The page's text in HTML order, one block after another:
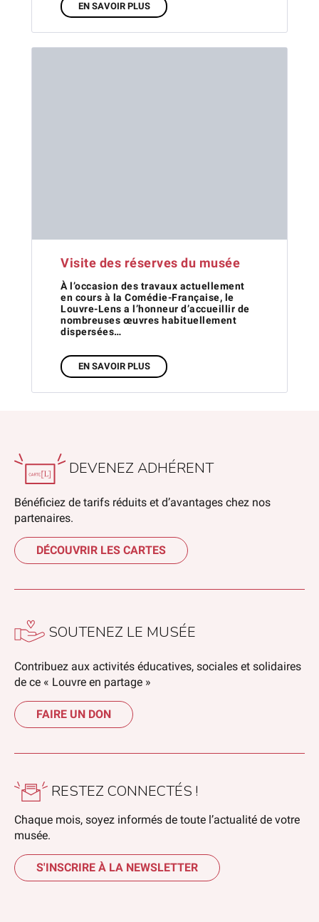
EN SAVOIR PLUS
Visite des réserves du musée
À l’occasion des travaux actuellement
en cours à la Comédie-Française, le
Louvre-Lens a l’honneur d’accueillir de
nombreuses œuvres habituellement
dispersées…
EN SAVOIR PLUS
DEVENEZ ADHÉRENT
Bénéficiez de tarifs réduits et d’avantages chez nos
partenaires.
DÉCOUVRIR LES CARTES
SOUTENEZ LE MUSÉE
Contribuez aux activités éducatives, sociales et solidaires
de ce « Louvre en partage »
FAIRE UN DON
RESTEZ CONNECTÉS !
Chaque mois, soyez informés de toute l’actualité de votre
musée.
S'INSCRIRE À LA NEWSLETTER